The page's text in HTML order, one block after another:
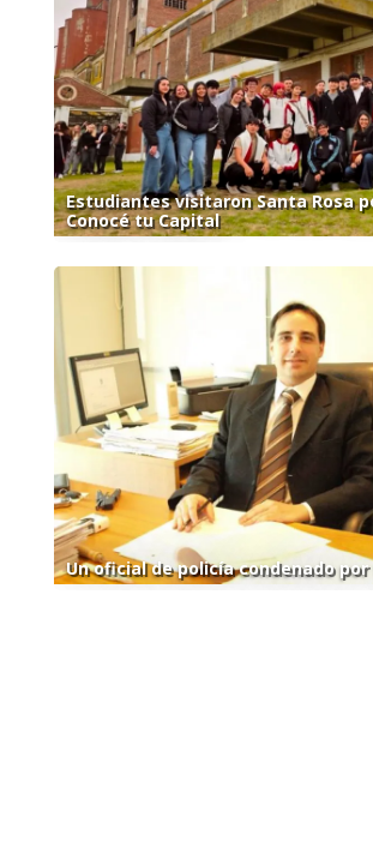
Estudiantes visitaron Santa Rosa
Conocé tu Capital
Un oficial de policía condenado